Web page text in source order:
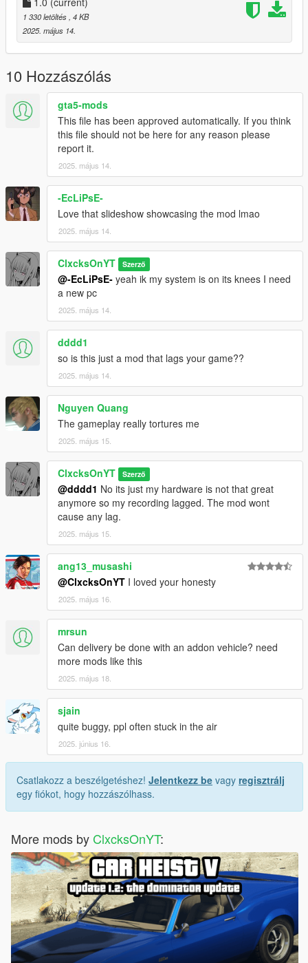
Directory(Where GTAV.exe is)
(If you dont have one) Create a scripts folder
Drag and drop 'Pizza Boy V.dll' and 'PizzaBoyVconfig.ini' into
your scripts folder
Launch Grand Theft Auto V
Head to the red pizza blip on the map
--1.0--
Initial Release
1 330 letöltés , 4 KB
2025. május 14.
10 Hozzászólás
gta5-mods
This file has been approved automatically. If you think
this file should not be here for any reason please
report it.
2025. május 14.
-EcLiPsE-
Love that slideshow showcasing the mod lmao
2025. május 14.
ClxcksOnYT Szerző
@-EcLiPsE- yeah ik my system is on its knees I need
a new pc
2025. május 14.
dddd1
so is this just a mod that lags your game??
2025. május 14.
Nguyen Quang
The gameplay really tortures me
2025. május 15.
ClxcksOnYT Szerző
@dddd1 No its just my hardware is not that great
anymore so my recording lagged. The mod wont
cause any lag.
2025. május 15.
ang13_musashi
@ClxcksOnYT I loved your honesty
2025. május 16.
mrsun
Can delivery be done with an addon vehicle? need
more mods like this
2025. május 18.
sjain
quite buggy, ppl often stuck in the air
2025. június 16.
Csatlakozz a beszélgetéshez! Jelentkezz be vagy regisztrálj
egy fiókot, hogy hozzászólhass.
More mods by ClxcksOnYT: